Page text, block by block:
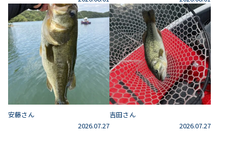
安藤さん
2026.07.27
吉田さん
2026.07.27